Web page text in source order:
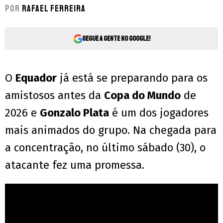
Por Rafael Ferreira
Segue a gente no Google!
O Equador já está se preparando para os
amistosos antes da Copa do Mundo de
2026 e Gonzalo Plata é um dos jogadores
mais animados do grupo. Na chegada para
a concentração, no último sábado (30), o
atacante fez uma promessa.